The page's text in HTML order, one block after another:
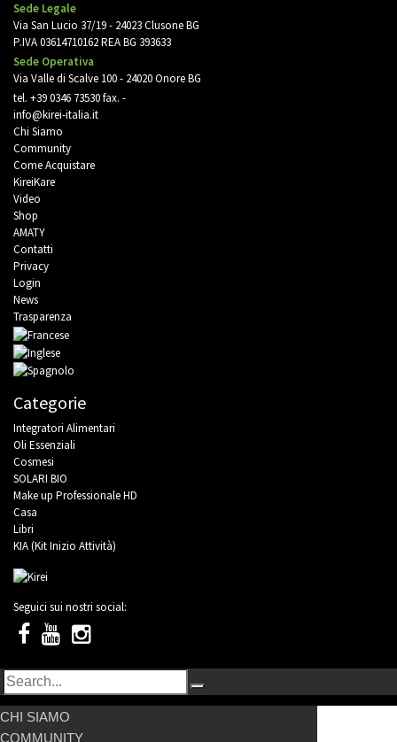
Sede Legale
Via San Lucio 37/19 - 24023 Clusone BG
P.IVA 03614710162 REA BG 393633
Sede Operativa
Via Valle di Scalve 100 - 24020 Onore BG
tel. +39 0346 73530fax. -
info@kirei-italia.it
Chi Siamo
Community
Come Acquistare
KireiKare
Video
Shop
AMATY
Contatti
Privacy
Login
News
Trasparenza
Categorie
Integratori Alimentari
Oli Essenziali
Cosmesi
SOLARI BIO
Make up Professionale HD
Casa
Libri
KIA (Kit Inizio Attività)
Seguici sui nostri social:
CHI SIAMO
COMMUNITY